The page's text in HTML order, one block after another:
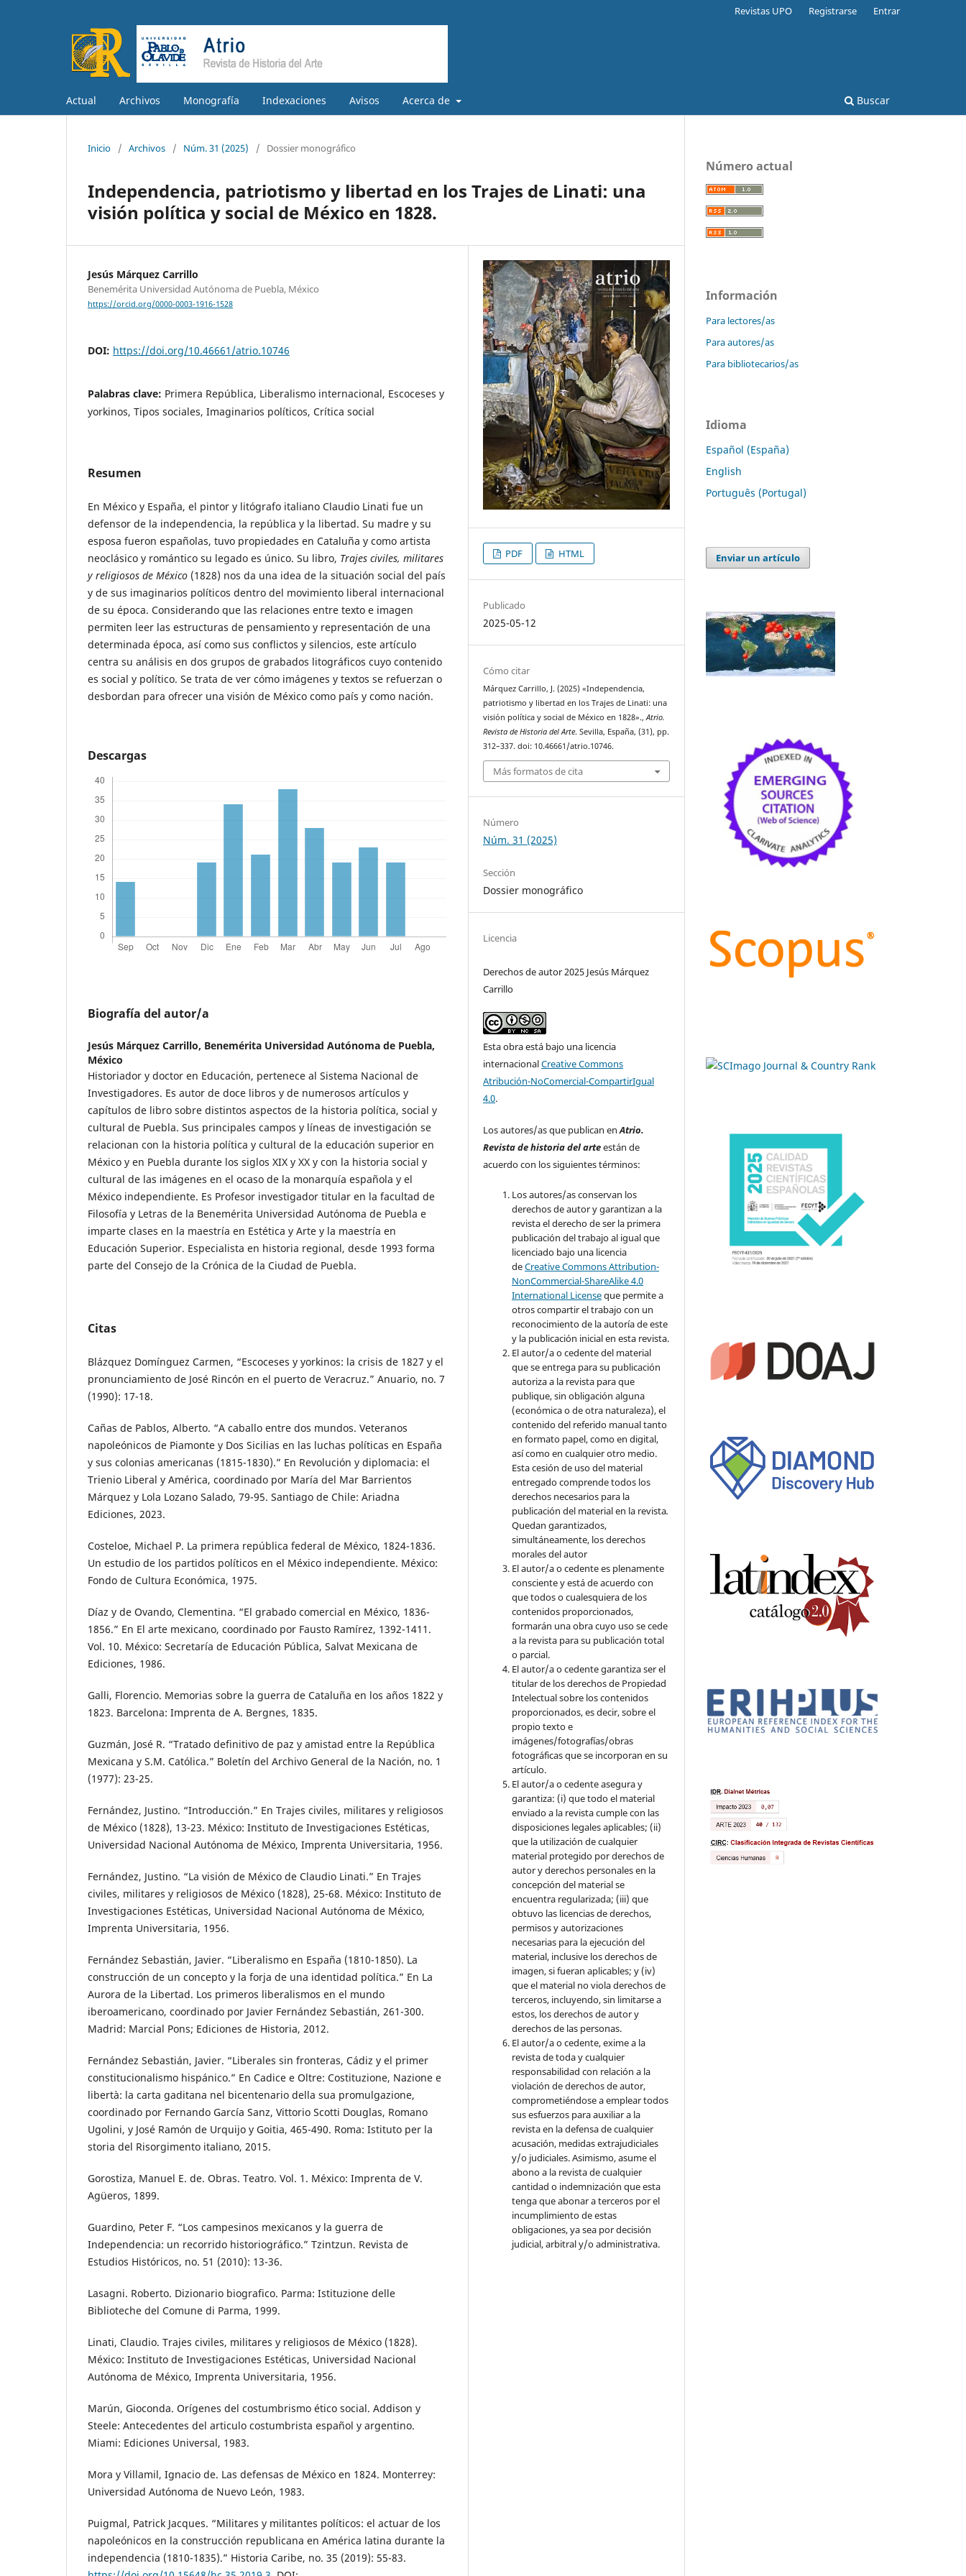
Actual Archivos Monografía Indexaciones Avisos Acerca de Buscar
Revistas UPO Registrarse Entrar
Inicio / Archivos / Núm. 31 (2025) / Dossier monográfico
Independencia, patriotismo y libertad en los Trajes de Linati: una
visión política y social de México en 1828.
Jesús Márquez Carrillo
Benemérita Universidad Autónoma de Puebla, México
https://orcid.org/0000-0003-1916-1528
DOI: https://doi.org/10.46661/atrio.10746
Palabras clave: Primera República, Liberalismo internacional, Escoceses y
yorkinos, Tipos sociales, Imaginarios políticos, Crítica social
Resumen
En México y España, el pintor y litógrafo italiano Claudio Linati fue un
defensor de la independencia, la república y la libertad. Su madre y su
esposa fueron españolas, tuvo propiedades en Cataluña y como artista
neoclásico y romántico su legado es único. Su libro, Trajes civiles, militares
y religiosos de México (1828) nos da una idea de la situación social del país
y de sus imaginarios políticos dentro del movimiento liberal internacional
de su época. Considerando que las relaciones entre texto e imagen
permiten leer las estructuras de pensamiento y representación de una
determinada época, así como sus conflictos y silencios, este artículo
centra su análisis en dos grupos de grabados litográficos cuyo contenido
es social y político. Se trata de ver cómo imágenes y textos se refuerzan o
desbordan para ofrecer una visión de México como país y como nación.
Descargas
Biografía del autor/a
Jesús Márquez Carrillo, Benemérita Universidad Autónoma de Puebla,
México
Historiador y doctor en Educación, pertenece al Sistema Nacional de
Investigadores. Es autor de doce libros y de numerosos artículos y
capítulos de libro sobre distintos aspectos de la historia política, social y
cultural de Puebla. Sus principales campos y líneas de investigación se
relacionan con la historia política y cultural de la educación superior en
México y en Puebla durante los siglos XIX y XX y con la historia social y
cultural de las imágenes en el ocaso de la monarquía española y el
México independiente. Es Profesor investigador titular en la facultad de
Filosofía y Letras de la Benemérita Universidad Autónoma de Puebla e
imparte clases en la maestría en Estética y Arte y la maestría en
Educación Superior. Especialista en historia regional, desde 1993 forma
parte del Consejo de la Crónica de la Ciudad de Puebla.
Citas
Blázquez Domínguez Carmen, “Escoceses y yorkinos: la crisis de 1827 y el
pronunciamiento de José Rincón en el puerto de Veracruz.” Anuario, no. 7
(1990): 17-18.
Cañas de Pablos, Alberto. “A caballo entre dos mundos. Veteranos
napoleónicos de Piamonte y Dos Sicilias en las luchas políticas en España
y sus colonias americanas (1815-1830).” En Revolución y diplomacia: el
Trienio Liberal y América, coordinado por María del Mar Barrientos
Márquez y Lola Lozano Salado, 79-95. Santiago de Chile: Ariadna
Ediciones, 2023.
Costeloe, Michael P. La primera república federal de México, 1824-1836.
Un estudio de los partidos políticos en el México independiente. México:
Fondo de Cultura Económica, 1975.
Díaz y de Ovando, Clementina. “El grabado comercial en México, 1836-
1856.” En El arte mexicano, coordinado por Fausto Ramírez, 1392-1411.
Vol. 10. México: Secretaría de Educación Pública, Salvat Mexicana de
Ediciones, 1986.
Galli, Florencio. Memorias sobre la guerra de Cataluña en los años 1822 y
1823. Barcelona: Imprenta de A. Bergnes, 1835.
Guzmán, José R. “Tratado definitivo de paz y amistad entre la República
Mexicana y S.M. Católica.” Boletín del Archivo General de la Nación, no. 1
(1977): 23-25.
Fernández, Justino. “Introducción.” En Trajes civiles, militares y religiosos
de México (1828), 13-23. México: Instituto de Investigaciones Estéticas,
Universidad Nacional Autónoma de México, Imprenta Universitaria, 1956.
Fernández, Justino. “La visión de México de Claudio Linati.” En Trajes
civiles, militares y religiosos de México (1828), 25-68. México: Instituto de
Investigaciones Estéticas, Universidad Nacional Autónoma de México,
Imprenta Universitaria, 1956.
Fernández Sebastián, Javier. “Liberalismo en España (1810-1850). La
construcción de un concepto y la forja de una identidad política.” En La
Aurora de la Libertad. Los primeros liberalismos en el mundo
iberoamericano, coordinado por Javier Fernández Sebastián, 261-300.
Madrid: Marcial Pons; Ediciones de Historia, 2012.
Fernández Sebastián, Javier. “Liberales sin fronteras, Cádiz y el primer
constitucionalismo hispánico.” En Cadice e Oltre: Costituzione, Nazione e
libertà: la carta gaditana nel bicentenario della sua promulgazione,
coordinado por Fernando García Sanz, Vittorio Scotti Douglas, Romano
Ugolini, y José Ramón de Urquijo y Goitia, 465-490. Roma: Istituto per la
storia del Risorgimento italiano, 2015.
Gorostiza, Manuel E. de. Obras. Teatro. Vol. 1. México: Imprenta de V.
Agüeros, 1899.
Guardino, Peter F. “Los campesinos mexicanos y la guerra de
Independencia: un recorrido historiográfico.” Tzintzun. Revista de
Estudios Históricos, no. 51 (2010): 13-36.
Lasagni. Roberto. Dizionario biografico. Parma: Istituzione delle
Biblioteche del Comune di Parma, 1999.
Linati, Claudio. Trajes civiles, militares y religiosos de México (1828).
México: Instituto de Investigaciones Estéticas, Universidad Nacional
Autónoma de México, Imprenta Universitaria, 1956.
Marún, Gioconda. Orígenes del costumbrismo ético social. Addison y
Steele: Antecedentes del articulo costumbrista español y argentino.
Miami: Ediciones Universal, 1983.
Mora y Villamil, Ignacio de. Las defensas de México en 1824. Monterrey:
Universidad Autónoma de Nuevo León, 1983.
Puigmal, Patrick Jacques. “Militares y militantes políticos: el actuar de los
napoleónicos en la construcción republicana en América latina durante la
independencia (1810-1835).” Historia Caribe, no. 35 (2019): 55-83.
PDF HTML
Publicado
2025-05-12
Cómo citar
Márquez Carrillo, J. (2025) «Independencia,
patriotismo y libertad en los Trajes de Linati: una
visión política y social de México en 1828».,Atrio.
Revista de Historia del Arte. Sevilla, España, (31), pp.
312–337. doi: 10.46661/atrio.10746.
Más formatos de cita
Número
Núm. 31 (2025)
Sección
Dossier monográfico
Licencia
Derechos de autor 2025 Jesús Márquez
Carrillo
Esta obra está bajo una licencia
internacionalCreative Commons
Atribución-NoComercial-CompartirIgual
4.0.
Los autores/as que publican enAtrio.
Revista de historia del arteestán de
acuerdo con los siguientes términos:
Los autores/as conservan los
derechos de autor y garantizan a la
revista el derecho de ser la primera
publicación del trabajo al igual que
licenciado bajo una licencia
deCreative Commons Attribution-
NonCommercial-ShareAlike 4.0
International Licenseque permite a
otros compartir el trabajo con un
reconocimiento de la autoría de este
y la publicación inicial en esta revista.
El autor/a o cedente del material
que se entrega para su publicación
autoriza a la revista para que
publique, sin obligación alguna
(económica o de otra naturaleza), el
contenido del referido manual tanto
en formato papel, como en digital,
así como en cualquier otro medio.
Esta cesión de uso del material
entregado comprende todos los
derechos necesarios para la
publicación del material en la revista.
Quedan garantizados,
simultáneamente, los derechos
morales del autor
El autor/a o cedente es plenamente
consciente y está de acuerdo con
que todos o cualesquiera de los
contenidos proporcionados,
formarán una obra cuyo uso se cede
a la revista para su publicación total
o parcial.
El autor/a o cedente garantiza ser el
titular de los derechos de Propiedad
Intelectual sobre los contenidos
proporcionados, es decir, sobre el
propio texto e
imágenes/fotografías/obras
fotográficas que se incorporan en su
artículo.
El autor/a o cedente asegura y
garantiza: (i) que todo el material
enviado a la revista cumple con las
disposiciones legales aplicables; (ii)
que la utilización de cualquier
material protegido por derechos de
autor y derechos personales en la
concepción del material se
encuentra regularizada; (iii) que
obtuvo las licencias de derechos,
permisos y autorizaciones
necesarias para la ejecución del
material, inclusive los derechos de
imagen, si fueran aplicables; y (iv)
que el material no viola derechos de
terceros, incluyendo, sin limitarse a
estos, los derechos de autor y
derechos de las personas.
El autor/a o cedente, exime a la
revista de toda y cualquier
responsabilidad con relación a la
violación de derechos de autor,
comprometiéndose a emplear todos
sus esfuerzos para auxiliar a la
revista en la defensa de cualquier
acusación, medidas extrajudiciales
y/o judiciales. Asimismo, asume el
abono a la revista de cualquier
cantidad o indemnización que esta
tenga que abonar a terceros por el
incumplimiento de estas
obligaciones, ya sea por decisión
judicial, arbitral y/o administrativa.
Número actual
Información
Para lectores/as
Para autores/as
Para bibliotecarios/as
Idioma
Español (España)
English
Português (Portugal)
Enviar un artículo